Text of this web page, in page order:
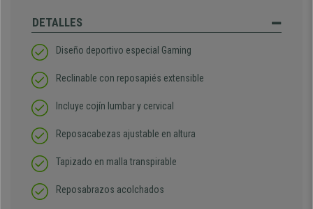
DETALLES
Diseño deportivo especial Gaming
Reclinable con reposapiés extensible
Incluye cojín lumbar y cervical
Reposacabezas ajustable en altura
Tapizado en malla transpirable
Reposabrazos acolchados